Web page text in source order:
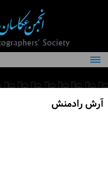
درباره انجمن
کمیته‌های انجمن
آرش رادمنش